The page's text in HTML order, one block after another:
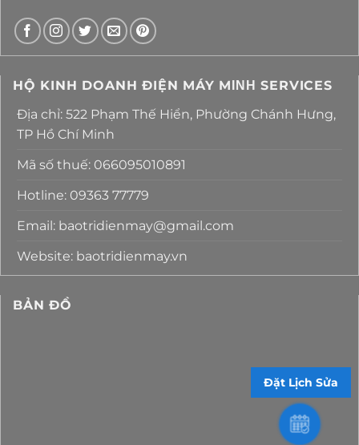
HỘ KINH DOANH ĐIỆN MÁY MΙΝΗ SERVICES
Địa chỉ: 522 Phạm Thế Hiển, Phường Chánh Hưng,
TP Hồ Chí Minh
Mã số thuế: 066095010891
Hotline: 09363 77779
Email: baotridienmay@gmail.com
Website: baotridienmay.vn
BẢN ĐỒ
Đặt Lịch Sửa